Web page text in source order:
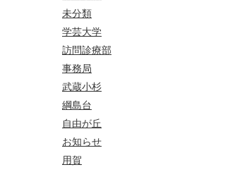
未分類
学芸大学
訪問診療部
事務局
武蔵小杉
綱島台
自由が丘
お知らせ
用賀